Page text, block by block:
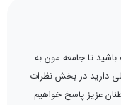
تا جامعه مون به
دارید در بخش نظرات
عزیز پاسخ خواهیم